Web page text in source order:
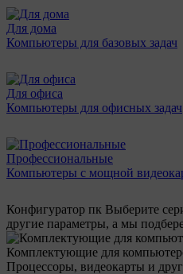
Для дома
Компьютеры для базовых задач
Для офиса
Компьютеры для офисных задач
Профессиональные
Компьютеры с мощной
Конфигуратор пк Выберите
другие параметры, а мы
Комплектующие для
Процессоры, видеокарты и